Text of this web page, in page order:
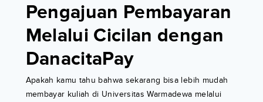
Pengajuan Pembayaran
Melalui Cicilan dengan
DanacitaPay
Apakah kamu tahu bahwa sekarang bisa lebih mudah
membayar kuliah di Universitas Warmadewa melalui